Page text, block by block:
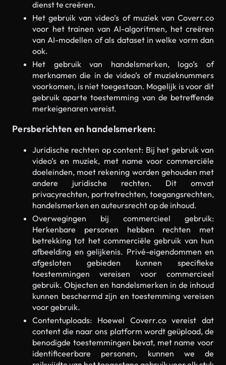
dienst te creëren.
Het gebruik van video’s of muziek van Coverr.co
voor het trainen van AI-algoritmen, het creëren
van AI-modellen of als dataset in welke vorm dan
ook.
Het gebruik van handelsmerken, logo’s of
merknamen die in de video’s of muzieknummers
voorkomen, is niet toegestaan. Mogelijk is voor dit
gebruik aparte toestemming van de betreffende
merkeigenaren vereist.
Persberichten en handelsmerken:
Juridische rechten op content: Bij het gebruik van
video’s en muziek, met name voor commerciële
doeleinden, moet rekening worden gehouden met
andere juridische rechten. Dit omvat
privacyrechten, portretrechten, toegangsrechten,
handelsmerken en auteursrecht op de inhoud.
Overwegingen bij commercieel gebruik:
Herkenbare personen hebben rechten met
betrekking tot het commerciële gebruik van hun
afbeelding en gelijkenis. Privé-eigendommen en
afgesloten gebieden kunnen specifieke
toestemmingen vereisen voor commercieel
gebruik. Objecten en handelsmerken in de inhoud
kunnen beschermd zijn en toestemming vereisen
voor gebruik.
Contentuploads: Hoewel Coverr.co vereist dat
content die naar ons platform wordt geüpload, de
benodigde toestemmingen bevat, met name voor
identificeerbare personen, kunnen we de